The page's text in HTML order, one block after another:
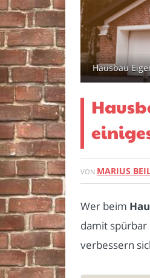
Hausbau
VON MARIUS
Wer beim
damit spürbar
verbessern